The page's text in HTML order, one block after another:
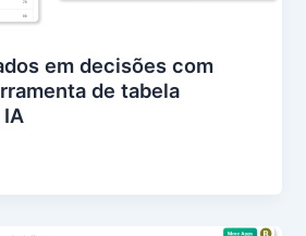
em decisões com
de tabela